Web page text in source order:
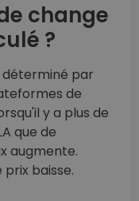
change
?
déterminé par
de
y a plus de
que de
augmente.
prix baisse.